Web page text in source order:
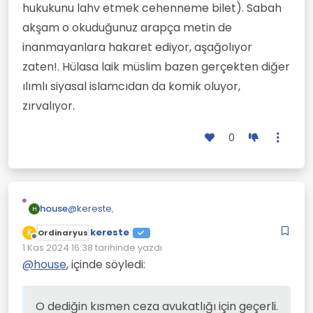
hukukunu lahv etmek cehenneme bilet). Sabah
akşam o okuduğunuz arapça metin de
inanmayanlara hakaret ediyor, aşağolıyor
zaten!. Hülasa laik müslim bazen gerçekten diğer
ılımlı siyasal islamcıdan da komik oluyor,
zırvalıyor.
0
H house@kereste,
ikna edici konuşma kabiliyeti yoktur.
gibi sözlü ikna ve zekaya dayalı işlemiyor.
Kadın aslında müslüman' ın inancı ile laik
K
Çevrimdışı
Ordinaryus kereste
1 Kas 2024 16:38 tarihinde yazdı
Son düzenleyen:
@house, içinde söyledi:
O dediğin kısmen ceza avukatlığı için geçerli.